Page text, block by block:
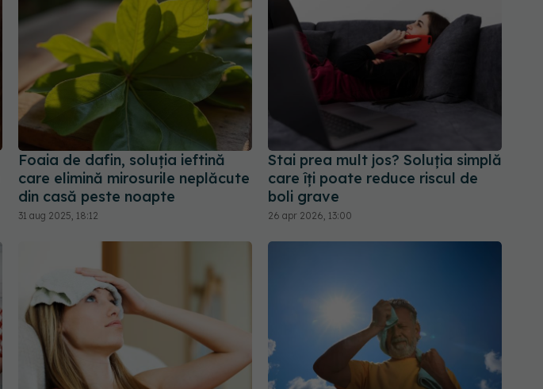
Foaia de dafin, soluția ieftină
care elimină mirosurile neplăcute
din casă peste noapte
31 aug 2025, 18:12
Stai prea mult jos? Soluția simplă
care îți poate reduce riscul de
boli grave
26 apr 2026, 13:00